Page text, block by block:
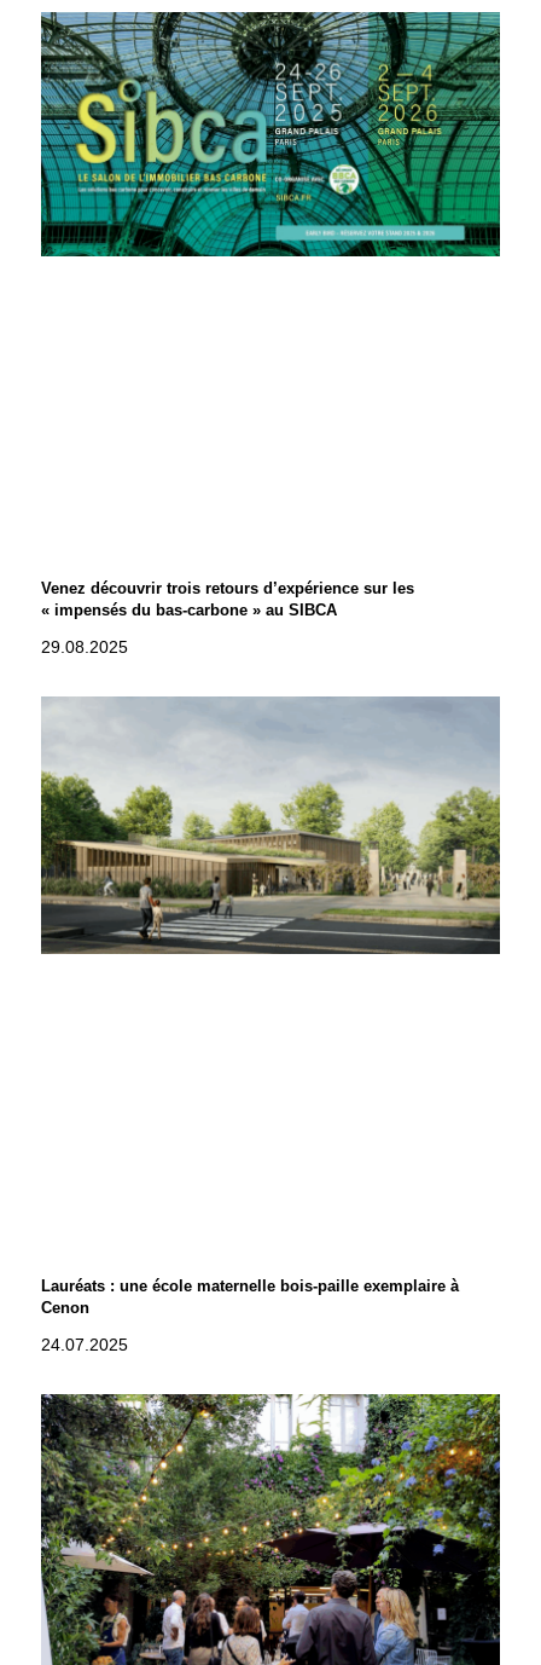
Venez découvrir trois retours d’expérience sur les
« impensés du bas-carbone » au SIBCA
29.08.2025
Lauréats : une école maternelle bois-paille exemplaire à
Cenon
24.07.2025